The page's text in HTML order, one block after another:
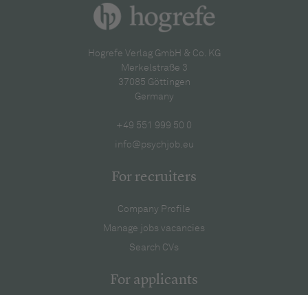
Hogrefe Verlag GmbH & Co. KG
Merkelstraße 3
37085 Göttingen
Germany
+49 551 999 50 0
info@psychjob.eu
For recruiters
Company Profile
Manage jobs vacancies
Search CVs
For applicants